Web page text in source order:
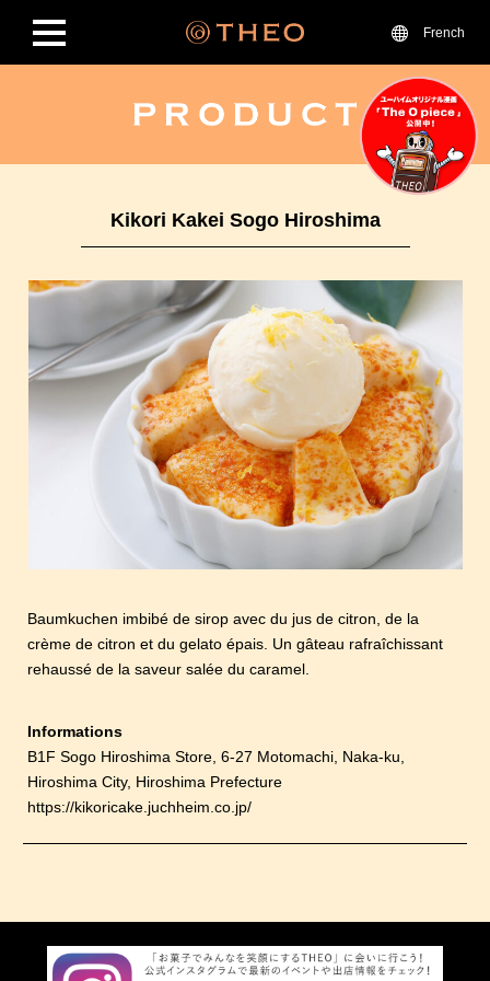
French
Kikori Kakei Sogo Hiroshima
Baumkuchen imbibé de sirop avec du jus de citron, de la
crème de citron et du gelato épais. Un gâteau rafraîchissant
rehaussé de la saveur salée du caramel.
Informations
B1F Sogo Hiroshima Store, 6-27 Motomachi, Naka-ku,
Hiroshima City, Hiroshima Prefecture
https://kikoricake.juchheim.co.jp/